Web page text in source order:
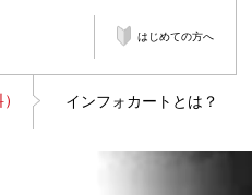
はじめての方へ
インフォカートとは？